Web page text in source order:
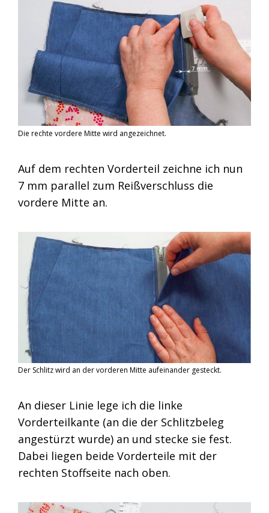
Die rechte vordere Mitte wird angezeichnet.
Auf dem rechten Vorderteil zeichne ich nun
7 mm parallel zum Reißverschluss die
vordere Mitte an.
Der Schlitz wird an der vorderen Mitte aufeinander gesteckt.
An dieser Linie lege ich die linke
Vorderteilkante (an die der Schlitzbeleg
angestürzt wurde) an und stecke sie fest.
Dabei liegen beide Vorderteile mit der
rechten Stoffseite nach oben.